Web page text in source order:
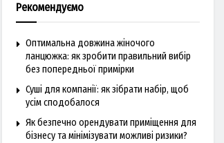
Рекомендуємо
Оптимальна довжина жіночого
ланцюжка: як зробити правильний вибір
без попередньої примірки
Суші для компанії: як зібрати набір, щоб
усім сподобалося
Як безпечно орендувати приміщення для
бізнесу та мінімізувати можливі ризики?